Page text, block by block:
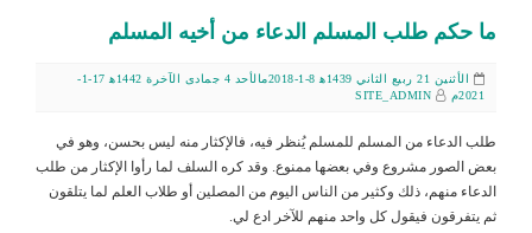
ما حكم طلب المسلم الدعاء من أخيه المسلم
الأثنين 21 ربيع الثاني 1439ﻫ 8-1-2018م
الأحد 4 جمادى الآخرة 1442ﻫ 17-1-
2021م
SITE_ADMIN
طلب الدعاء من المسلم للمسلم يُنظر فيه، فالإكثار منه ليس بحسن، وهو في
بعض الصور مشروع وفي بعضها ممنوع. وقد كره السلف لما رأوا الإكثار من طلب
الدعاء منهم، ذلك وكثير من الناس اليوم من المصلين أو طلاب العلم لما يتلقون
ثم يتفرقون فيقول كل واحد منهم للآخر ادع لي.